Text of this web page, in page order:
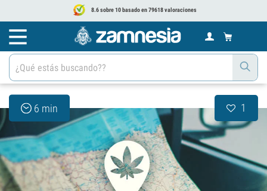
8.6 sobre 10 basado en 79618 valoraciones
6 min 1